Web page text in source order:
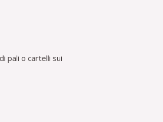
pali o cartelli sui